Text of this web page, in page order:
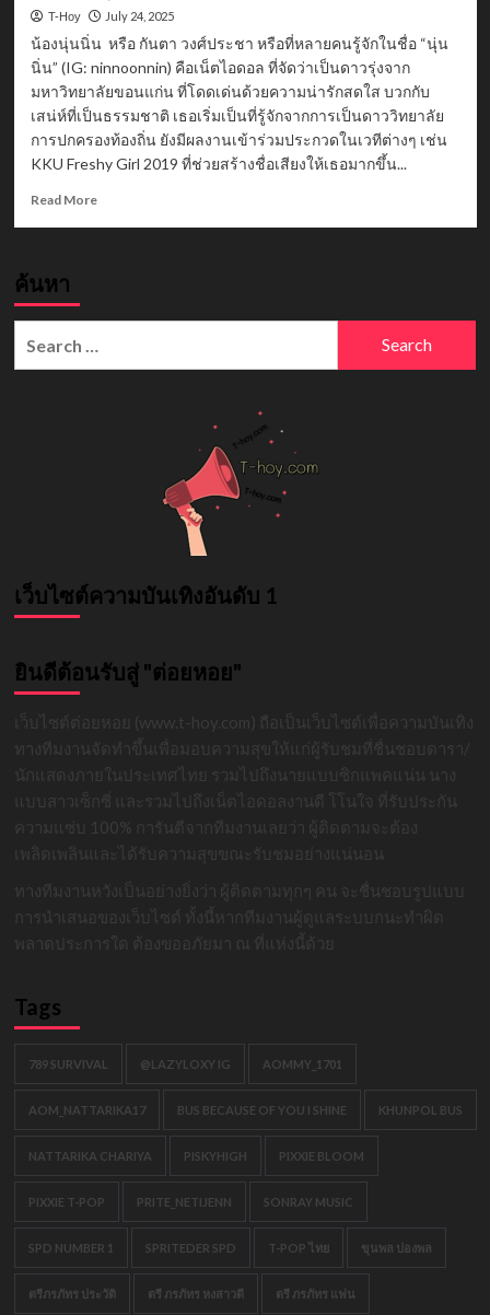
T-Hoy July 24, 2025
น้องนุ่นนิ่น หรือ กันตา วงศ์ประชา หรือที่หลายคนรู้จักในชื่อ “นุ่น
นิ่น” (IG: ninnoonnin) คือเน็ตไอดอล ที่จัดว่าเป็นดาวรุ่งจาก
มหาวิทยาลัยขอนแก่น ที่โดดเด่นด้วยความน่ารักสดใส บวกกับ
เสน่ห์ที่เป็นธรรมชาติ เธอเริ่มเป็นที่รู้จักจากการเป็นดาววิทยาลัย
การปกครองท้องถิ่น ยังมีผลงานเข้าร่วมประกวดในเวทีต่างๆ เช่น
KKU Freshy Girl 2019 ที่ช่วยสร้างชื่อเสียงให้เธอมากขึ้น...
Read MoreRead
กัน
ค้นหา
เว็บไซต์ความบันเทิงอันดับ 1
ยินดีต้อนรับสู่ "ต่อยหอย"
เว็บไซต์ต่อยหอย (www.t-hoy.com) ถือเป็นเว็บไซต์เพื่อความบันเทิง
ทางทีมงานจัดทำขึ้นเพื่อมอบความสุขให้แก่ผู้รับชมที่ชื่นชอบดารา/
นักแสดงภายในประเทศไทย รวมไปถึงนายแบบซิกแพคแน่น นาง
แบบสาวเซ็กซี่ และรวมไปถึงเน็ตไอดอลงานดี โโนใจ ที่รับประกัน
ความแซ่บ 100% การันตีจากทีมงานเลยว่า ผู้ติดตามจะต้อง
เพลิดเพลินและได้รับความสุขขณะรับชมอย่างแน่นอน
ทางทีมงานหวังเป็นอย่างยิ่งว่า ผู้ติดตามทุกๆ คน จะชื่นชอบรูปแบบ
การนำเสนอของเว็บไซต์ ทั้งนี้หากทีมงานผู้ดูแลระบบกนะทำผิด
พลาดประการใด ต้องขออภัยมา ณ ที่แห่งนี้ด้วย
Tags
789 SURVIVAL @LAZYLOXY IG AOMMY_1701
AOM_NATTARIKA17 BUS BECAUSE OF YOU I SHINE KHUNPOL BUS
NATTARIKA CHARIYA PISKYHIGH PIXXIE BLOOM
PIXXIE T-POP PRITE_NETIJENN SONRAY MUSIC
SPD NUMBER 1 SPRITEDER SPD T-POP ไทย ขุนพล ปองพล
ตรีภรภัทร ประวัติ ตรี ภรภัทร หงสาวดี ตรี ภรภัทร แฟน